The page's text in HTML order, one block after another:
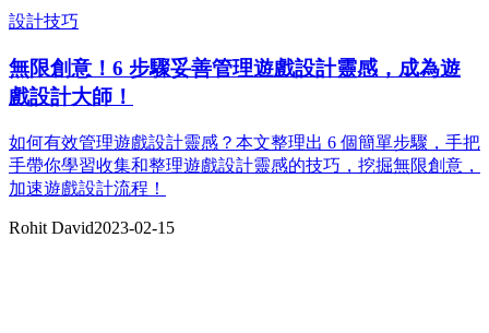
設計技巧
無限創意！6 步驟妥善管理遊戲設計靈感，成為遊
戲設計大師！
如何有效管理遊戲設計靈感？本文整理出 6 個簡單步驟，手把
手帶你學習收集和整理遊戲設計靈感的技巧，挖掘無限創意，
加速遊戲設計流程！
Rohit David2023-02-15